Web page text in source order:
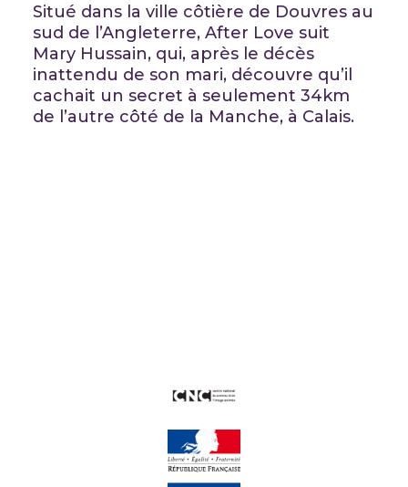
Situé dans la ville côtière de Douvres au
sud de l’Angleterre, After Love suit
Mary Hussain, qui, après le décès
inattendu de son mari, découvre qu’il
cachait un secret à seulement 34km
de l’autre côté de la Manche, à Calais.